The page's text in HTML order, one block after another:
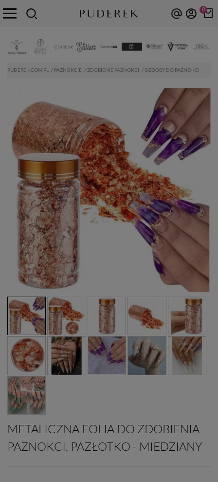
0
PUDEREK.COM.PL PAZNOKCIE ZDOBIENIE PAZNOKCI OZDOBY DO PAZNOKCI
METALICZNA FOLIA DO ZDOBIENIA
PAZNOKCI, PAZŁOTKO - MIEDZIANY